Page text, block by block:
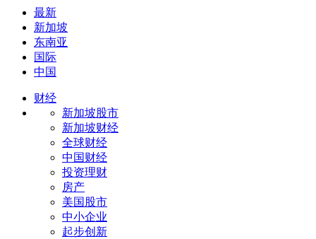
最新
新加坡
东南亚
国际
中国
财经
新加坡股市
新加坡财经
全球财经
中国财经
投资理财
房产
美国股市
中小企业
起步创新